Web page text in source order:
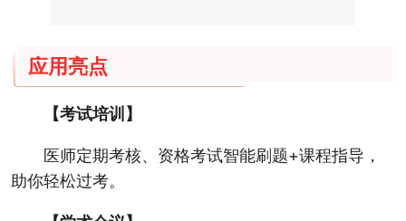
应用亮点
【考试培训】
医师定期考核、资格考试智能刷题+课程指导，
助你轻松过考。